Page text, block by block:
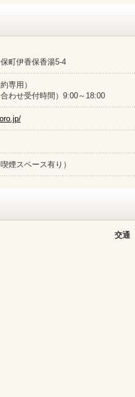
町伊香保香湯5-4
専用）
合わせ受付時間）9:00～18:00
煙スペース有り）
交通